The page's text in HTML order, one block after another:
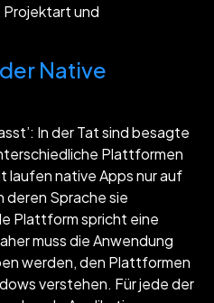
Projektart und
Native
In der Tat sind besagte
Plattformen
laufen native Apps nur auf
deren Sprache sie
Plattform spricht eine
muss die Anwendung
werden, den Plattformen
verstehen. Für jede der